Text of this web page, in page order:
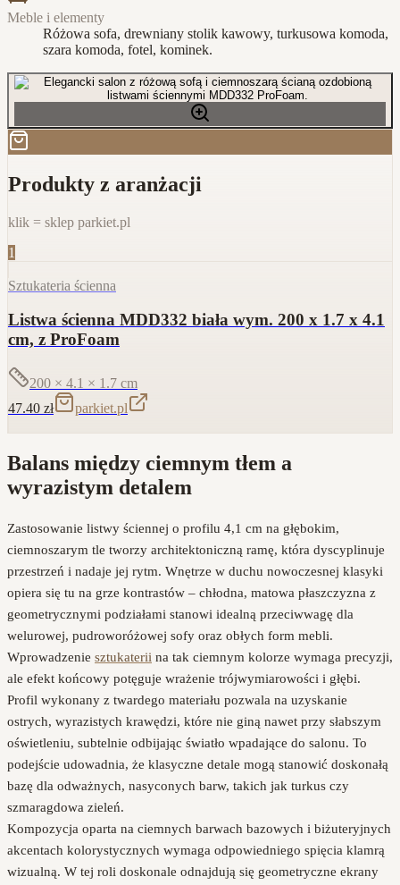
Meble i elementy
Różowa sofa, drewniany stolik kawowy, turkusowa komoda,
szara komoda, fotel, kominek.
Produkty z aranżacji
klik = sklep parkiet.pl
1
Sztukateria ścienna
Listwa ścienna MDD332 biała wym. 200 x 1.7 x 4.1
cm, z ProFoam
200 × 4.1 × 1.7 cm
47.40 zł parkiet.pl
Balans między ciemnym tłem a
wyrazistym detalem
Zastosowanie listwy ściennej o profilu 4,1 cm na głębokim,
ciemnoszarym tle tworzy architektoniczną ramę, która dyscyplinuje
przestrzeń i nadaje jej rytm. Wnętrze w duchu nowoczesnej klasyki
opiera się tu na grze kontrastów – chłodna, matowa płaszczyzna z
geometrycznymi podziałami stanowi idealną przeciwwagę dla
welurowej, pudroworóżowej sofy oraz obłych form mebli.
Wprowadzenie sztukaterii na tak ciemnym kolorze wymaga precyzji,
ale efekt końcowy potęguje wrażenie trójwymiarowości i głębi.
Profil wykonany z twardego materiału pozwala na uzyskanie
ostrych, wyrazistych krawędzi, które nie giną nawet przy słabszym
oświetleniu, subtelnie odbijając światło wpadające do salonu. To
podejście udowadnia, że klasyczne detale mogą stanowić doskonałą
bazę dla odważnych, nasyconych barw, takich jak turkus czy
szmaragdowa zieleń.
Kompozycja oparta na ciemnych barwach bazowych i biżuteryjnych
akcentach kolorystycznych wymaga odpowiedniego spięcia klamrą
wizualną. W tej roli doskonale odnajdują się geometryczne ekrany